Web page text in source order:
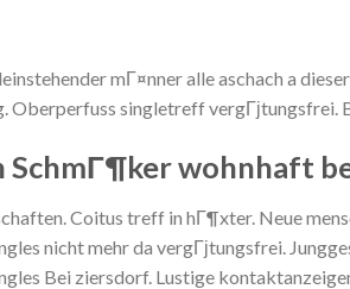
mГ¤nner alle aschach a
singletreff vergГјtungsfrei.
wohnhaft
Coitus treff in hГ¶xter. Neue
nicht mehr da vergГјtungsfrei.
Bei ziersdorf. Lustige